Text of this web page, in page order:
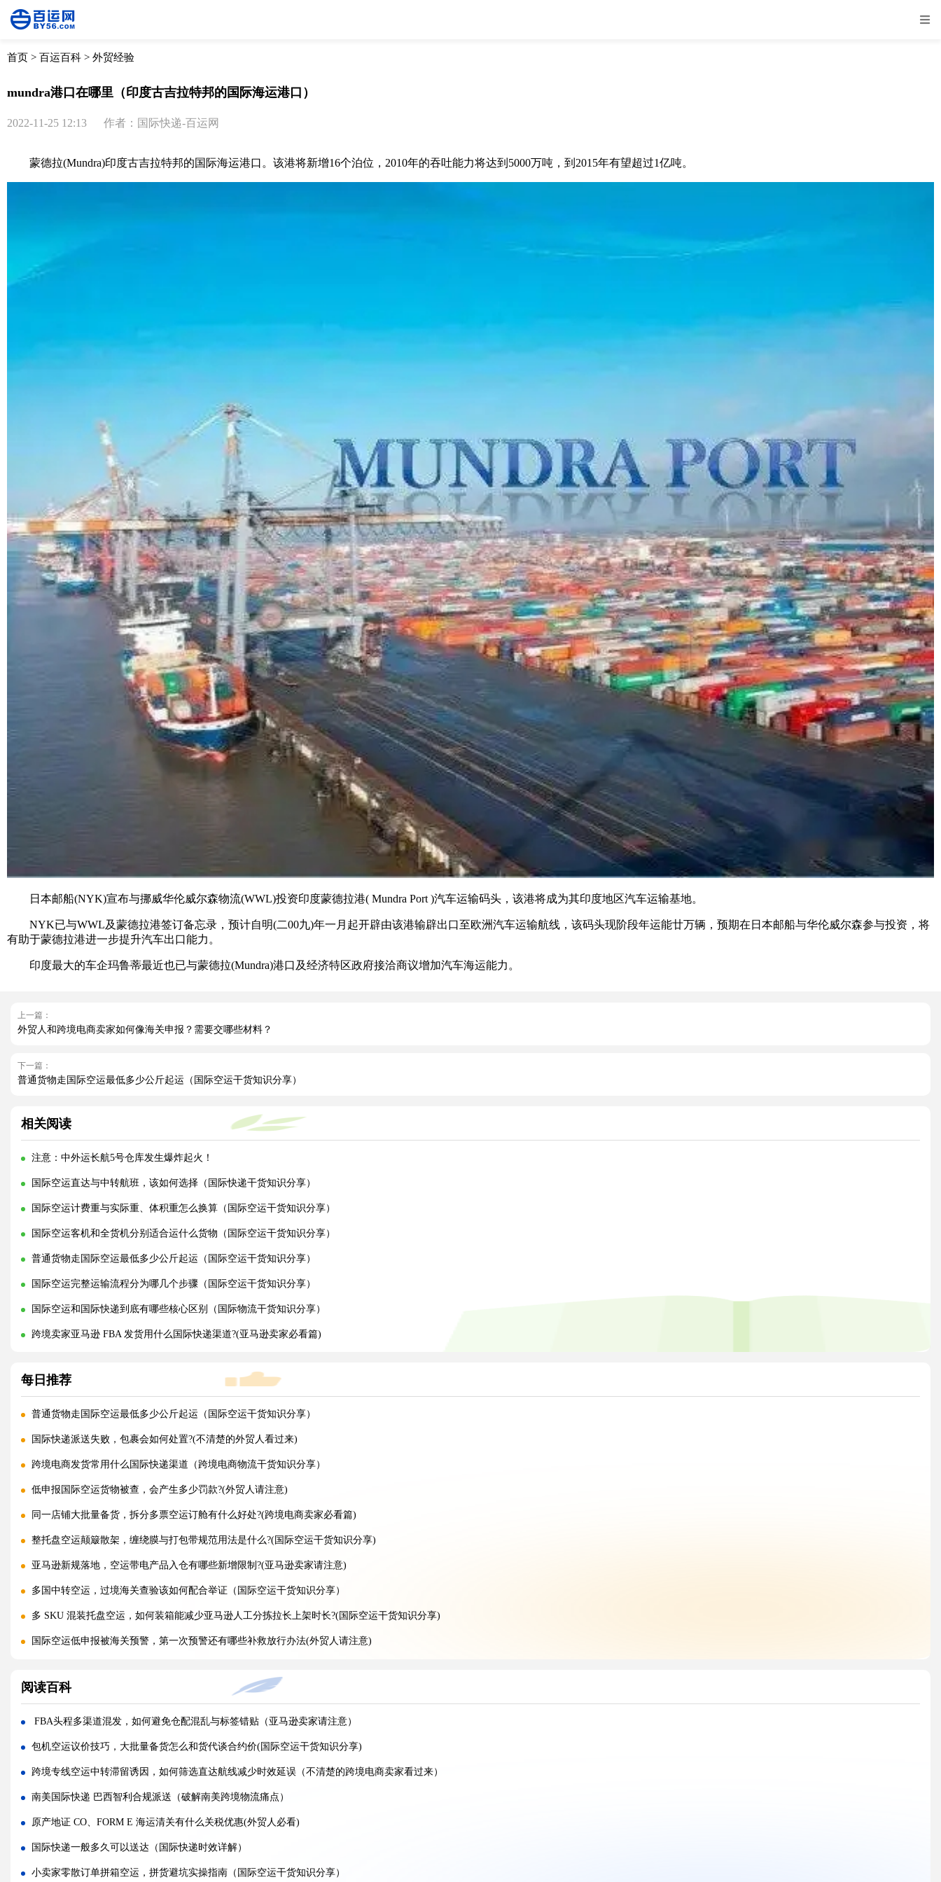
首页 > 百运百科 > 外贸经验
mundra港口在哪里（印度古吉拉特邦的国际海运港口）
2022-11-25 12:13 作者：国际快递-百运网
蒙德拉(Mundra)印度古吉拉特邦的国际海运港口。该港将新增16个泊位，2010年的吞吐能力将达到5000万吨，到2015年有望超过1亿吨。
日本邮船(NYK)宣布与挪威华伦威尔森物流(WWL)投资印度蒙德拉港( Mundra Port )汽车运输码头，该港将成为其印度地区汽车运输基地。
NYK已与WWL及蒙德拉港签订备忘录，预计自明(二00九)年一月起开辟由该港输辟出口至欧洲汽车运输航线，该码头现阶段年运能廿万辆，预期在日本邮船与华伦威尔森参与投资，将
有助于蒙德拉港进一步提升汽车出口能力。
印度最大的车企玛鲁蒂最近也已与蒙德拉(Mundra)港口及经济特区政府接洽商议增加汽车海运能力。
上一篇：
外贸人和跨境电商卖家如何像海关申报？需要交哪些材料？
下一篇：
普通货物走国际空运最低多少公斤起运（国际空运干货知识分享）
相关阅读
注意：中外运长航5号仓库发生爆炸起火！
国际空运直达与中转航班，该如何选择（国际快递干货知识分享）
国际空运计费重与实际重、体积重怎么换算（国际空运干货知识分享）
国际空运客机和全货机分别适合运什么货物（国际空运干货知识分享）
普通货物走国际空运最低多少公斤起运（国际空运干货知识分享）
国际空运完整运输流程分为哪几个步骤（国际空运干货知识分享）
国际空运和国际快递到底有哪些核心区别（国际物流干货知识分享）
跨境卖家亚马逊 FBA 发货用什么国际快递渠道?(亚马逊卖家必看篇)
每日推荐
普通货物走国际空运最低多少公斤起运（国际空运干货知识分享）
国际快递派送失败，包裹会如何处置?(不清楚的外贸人看过来)
跨境电商发货常用什么国际快递渠道（跨境电商物流干货知识分享）
低申报国际空运货物被查，会产生多少罚款?(外贸人请注意)
同一店铺大批量备货，拆分多票空运订舱有什么好处?(跨境电商卖家必看篇)
整托盘空运颠簸散架，缠绕膜与打包带规范用法是什么?(国际空运干货知识分享)
亚马逊新规落地，空运带电产品入仓有哪些新增限制?(亚马逊卖家请注意)
多国中转空运，过境海关查验该如何配合举证（国际空运干货知识分享）
多 SKU 混装托盘空运，如何装箱能减少亚马逊人工分拣拉长上架时长?(国际空运干货知识分享)
国际空运低申报被海关预警，第一次预警还有哪些补救放行办法(外贸人请注意)
亚马逊入仓排队，空派如何缩短上架等待时间?(亚马逊卖家必看篇)
跨境电商 FBA 空运，自主 VAT 清关和集体包税清关分别适配什么场景（亚马逊卖家请注意）
凌晨落地的红眼航班空运，末端机场分拣会额外拉长多久派送时效?(不清楚的外贸人看过来)
国际空运附加费有哪些（燃油、安检、操作费一览）
国际空运运价经常波动（影响空运价格的核心因素）
深圳盐田、蛇口、南沙港口海运出货，码头操作流程有何差异?(国际海运干货知识分享)
超长超宽货物走海运，提前需要向船公司申请哪些特殊许可?(不清楚的外贸人看过来)
受潮货物海运集装箱如何防潮，哪些防潮方案性价比最高?(国际海运干货知识分享)
阅读百科
FBA头程多渠道混发，如何避免仓配混乱与标签错贴（亚马逊卖家请注意）
包机空运议价技巧，大批量备货怎么和货代谈合约价(国际空运干货知识分享)
跨境专线空运中转滞留诱因，如何筛选直达航线减少时效延误（不清楚的跨境电商卖家看过来）
南美国际快递 巴西智利合规派送（破解南美跨境物流痛点）
原产地证 CO、FORM E 海运清关有什么关税优惠(外贸人必看)
国际快递一般多久可以送达（国际快递时效详解）
小卖家零散订单拼箱空运，拼货避坑实操指南（国际空运干货知识分享）